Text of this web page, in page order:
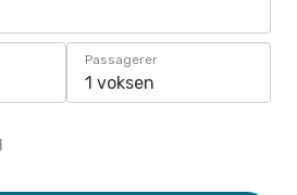
Passagerer
1 voksen